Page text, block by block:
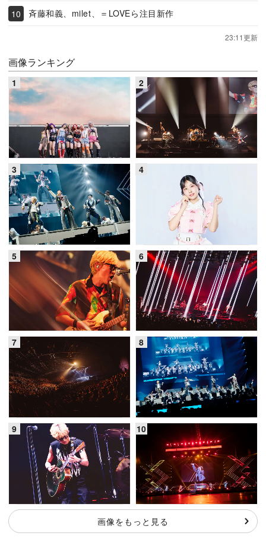
斉藤和義、milet、＝LOVEら注目新作
23:11更新
画像ランキング
画像をもっと見る